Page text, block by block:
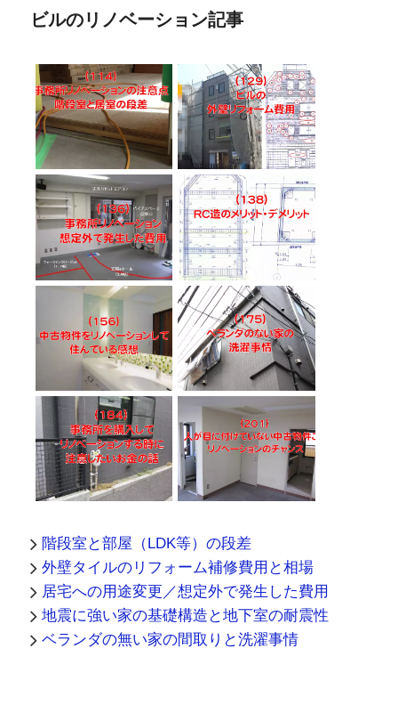
ビルのリノベーション記事
階段室と部屋（LDK等）の段差
外壁タイルのリフォーム補修費用と相場
居宅への用途変更／想定外で発生した費用
地震に強い家の基礎構造と地下室の耐震性
ベランダの無い家の間取りと洗濯事情